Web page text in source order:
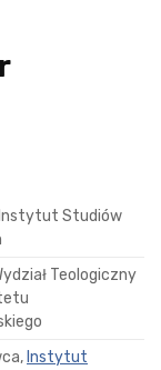
Studiów
Teologiczny
Instytut